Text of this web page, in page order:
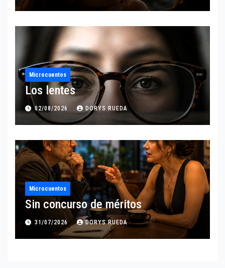
Microcuentos
Los lentes
02/08/2026 DORYS RUEDA
Microcuentos
Sin concurso de méritos
31/07/2026 DORYS RUEDA